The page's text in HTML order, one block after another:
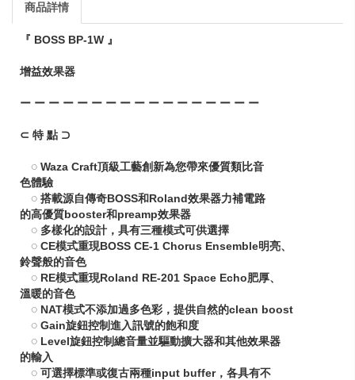
商品詳情
『 BOSS BP-1W 』
增益效果器
ー ー ー ー ー ー ー ー ー ー ー ー ー ー ー ー ー
⊂ 特 點 ⊃
◌ Waza Craft頂級工藝創新為您帶來優質類比音
色體驗
◌ 搭載源自傳奇BOSS和Roland效果器力補電路
的高優質booster和preamp效果器
◌ 多樣化的設計，具有三種模式可供選擇
◌ CE模式重現BOSS CE-1 Chorus Ensemble明亮、
鈴聲般的音色
◌ RE模式重現Roland RE-201 Space Echo肥厚、
溫暖的音色
◌ NAT模式不添加過多色彩，提供自然的clean boost
◌ Gain旋鈕控制進入訊號的飽和度
◌ Level旋鈕控制總音量並驅動擴大器和其他效果器
的輸入
◌ 可選擇標準或復古兩種input buffer，各具有不